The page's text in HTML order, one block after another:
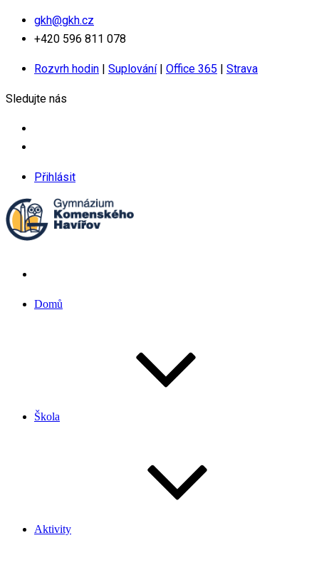
gkh@gkh.cz
+420 596 811 078
Rozvrh hodin | Suplování| Office 365 | Strava
Sledujte nás
Přihlásit
Domů
Škola
Aktivity